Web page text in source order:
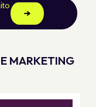
MARKETING